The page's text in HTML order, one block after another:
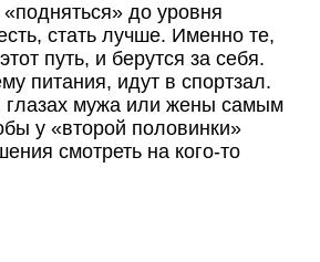
«подняться» до уровня
стать лучше. Именно те,
путь, и берутся за себя.
питания, идут в спортзал.
глазах мужа или жены самым
у «второй половинки»
смотреть на кого-то